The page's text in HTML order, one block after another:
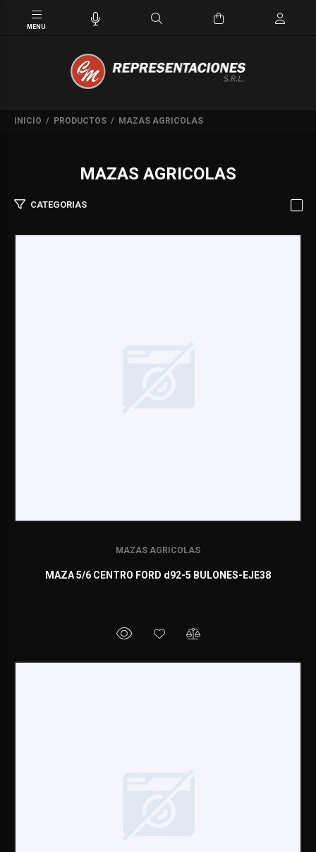
INICIO PRODUCTOS MAZAS AGRICOLAS
MAZAS AGRICOLAS
CATEGORIAS
MAZAS AGRICOLAS
MAZA 5/6 CENTRO FORD d92-5 BULONES-EJE38